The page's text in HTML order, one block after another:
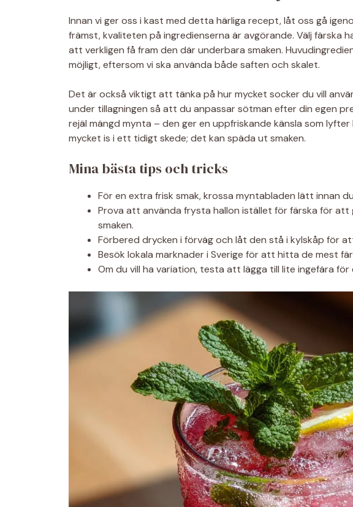
Innan vi ger oss i kast med detta härliga recept, låt oss gå
främst, kvaliteten på ingredienserna är avgörande. Välj färska
att verkligen få fram den där underbara smaken.
möjligt, eftersom vi ska använda både saften och skalet.
Det är också viktigt att tänka på hur mycket socker du vill
under tillagningen så att du anpassar sötman efter din egen
rejäl mängd mynta – den ger en uppfriskande känsla som
mycket is i ett tidigt skede; det kan späda ut smaken.
Mina bästa tips och tricks
För en extra frisk smak, krossa myntabladen lätt innan
Prova att använda frysta hallon istället för färska för
smaken.
Förbered drycken i förväg och låt den stå i kylskåp för
Besök lokala marknader i Sverige för att hitta de mest
Om du vill ha variation, testa att lägga till lite ingefära